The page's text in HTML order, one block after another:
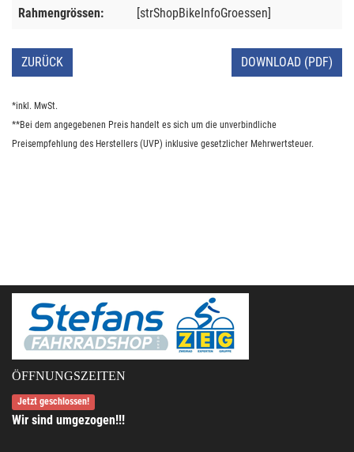
Rahmengrössen: [strShopBikeInfoGroessen]
ZURÜCK DOWNLOAD (PDF)
*inkl. MwSt.
**Bei dem angegebenen Preis handelt es sich um die unverbindliche
Preisempfehlung des Herstellers (UVP) inklusive gesetzlicher Mehrwertsteuer.
ÖFFNUNGSZEITEN
Jetzt geschlossen!
Wir sind umgezogen!!!